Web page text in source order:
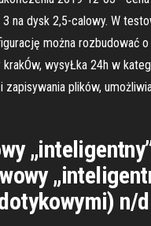
na dysk 2,5-calowy. W
można rozbudować
wysyŁka 24h w
plików,
n/